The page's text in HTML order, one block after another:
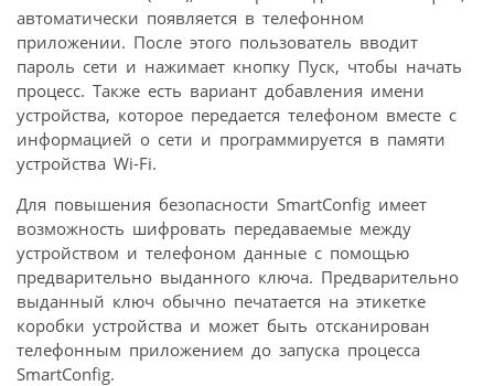
автоматически появляется в телефонном
приложении. После этого пользователь вводит
пароль сети и нажимает кнопку Пуск, чтобы начать
процесс. Также есть вариант добавления имени
устройства, которое передается телефоном вместе с
информацией о сети и программируется в памяти
устройства Wi-Fi.
Для повышения безопасности SmartConfig имеет
возможность шифровать передаваемые между
устройством и телефоном данные с помощью
предварительно выданного ключа. Предварительно
выданный ключ обычно печатается на этикетке
коробки устройства и может быть отсканирован
телефонным приложением до запуска процесса
SmartConfig.